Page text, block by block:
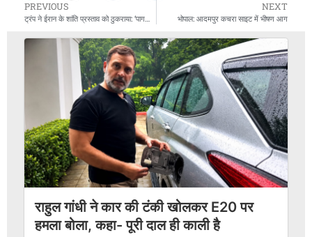
PREVIOUS
ट्रंप ने ईरान के शांति प्रस्ताव को ठुकराया: ‘पागलों को परमाणु बम नहीं सौंप सकते’
NEXT
भोपाल: आदमपुर कचरा साइट में भीषण आग
राहुल गांधी ने कार की टंकी खोलकर E20 पर
हमला बोला, कहा- पूरी दाल ही काली है